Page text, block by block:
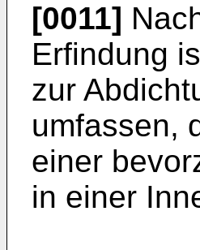
[0011]
Erfindung
zur
umfassen,
einer
in einer